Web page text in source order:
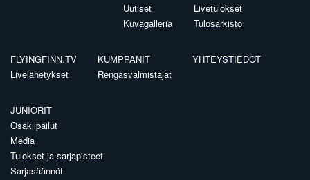
Uutiset
Kuvagalleria
Livetulokset
Tulosarkisto
FLYINGFINN.TV
Livelähetykset
KUMPPANIT
Rengasvalmistajat
YHTEYSTIEDOT
JUNIORIT
Osakilpailut
Media
Tulokset ja sarjapisteet
Sarjasäännöt